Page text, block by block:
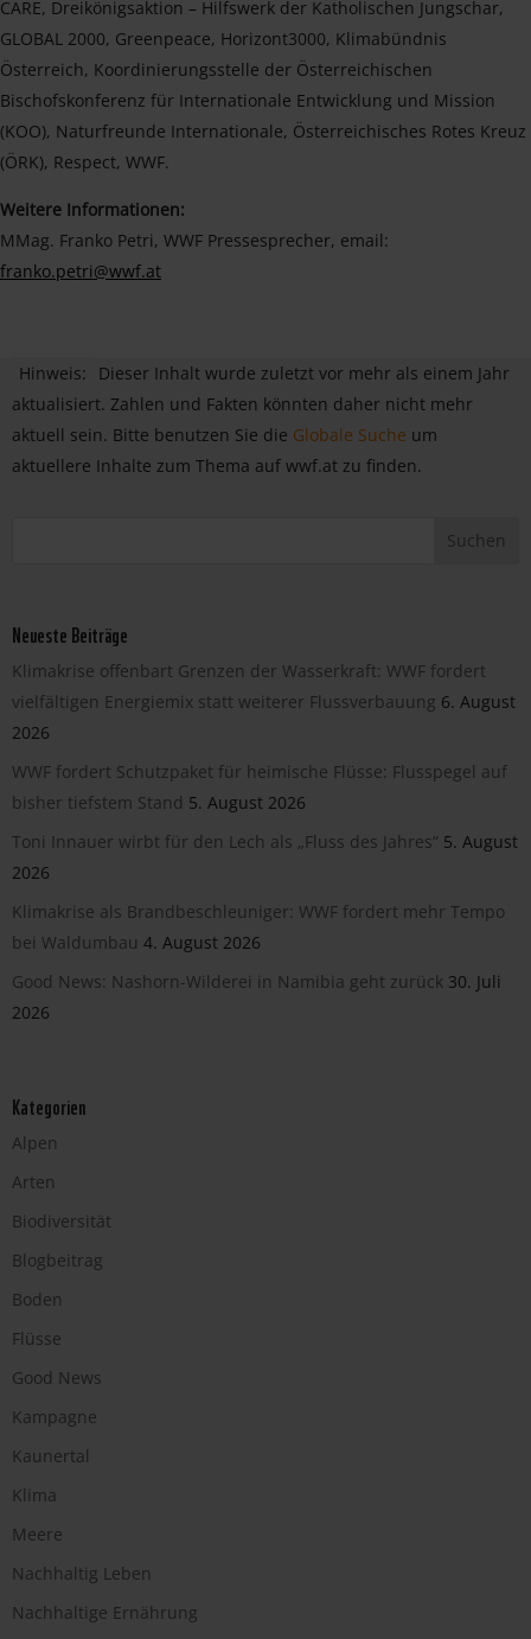
CARE, Dreikönigsaktion – Hilfswerk der Katholischen Jungschar,
GLOBAL 2000, Greenpeace, Horizont3000, Klimabündnis
Österreich, Koordinierungsstelle der Österreichischen
Bischofskonferenz für Internationale Entwicklung und Mission
(KOO), Naturfreunde Internationale, Österreichisches Rotes Kreuz
(ÖRK), Respect, WWF.
Weitere Informationen:
MMag. Franko Petri, WWF Pressesprecher, email:
franko.petri@wwf.at
Hinweis:
Dieser Inhalt wurde zuletzt vor mehr als einem Jahr
aktualisiert. Zahlen und Fakten könnten daher nicht mehr
aktuell sein. Bitte benutzen Sie die Globale Suche um
aktuellere Inhalte zum Thema auf wwf.at zu finden.
Neueste Beiträge
Klimakrise offenbart Grenzen der Wasserkraft: WWF fordert
vielfältigen Energiemix statt weiterer Flussverbauung 6. August
2026
WWF fordert Schutzpaket für heimische Flüsse: Flusspegel auf
bisher tiefstem Stand 5. August 2026
Toni Innauer wirbt für den Lech als „Fluss des Jahres“ 5. August
2026
Klimakrise als Brandbeschleuniger: WWF fordert mehr Tempo
bei Waldumbau 4. August 2026
Good News: Nashorn-Wilderei in Namibia geht zurück 30. Juli
2026
Kategorien
Alpen
Arten
Biodiversität
Blogbeitrag
Boden
Flüsse
Good News
Kampagne
Kaunertal
Klima
Meere
Nachhaltig Leben
Nachhaltige Ernährung